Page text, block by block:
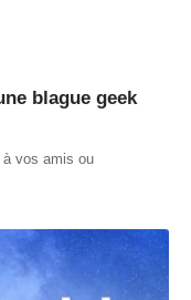
blague geek
à vos amis ou